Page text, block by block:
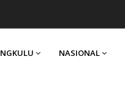
NASIONAL